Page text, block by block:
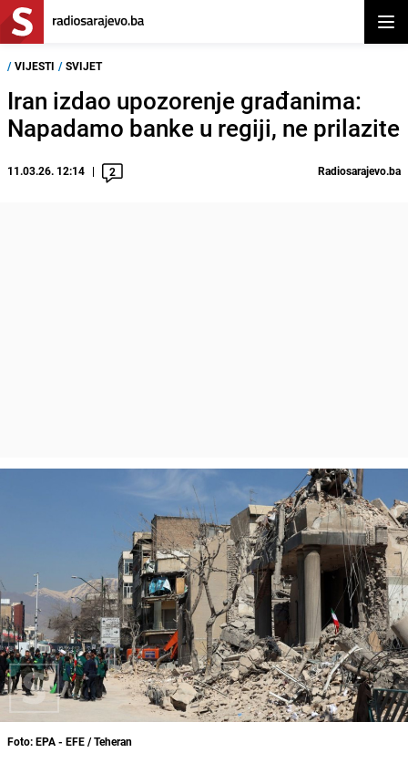
/ VIJESTI / SVIJET
Iran izdao upozorenje građanima:
Napadamo banke u regiji, ne prilazite
11.03.26. 12:14 2 Radiosarajevo.ba
Foto: EPA - EFE / Teheran